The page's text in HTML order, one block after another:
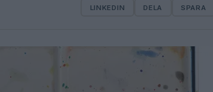
LINKEDIN DELA SPARA